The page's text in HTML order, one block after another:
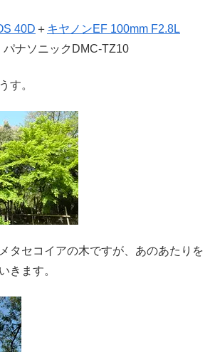
40D ＋ キヤノンEF 100mm F2.8L
パナソニックDMC-TZ10
す。
タセコイアの木ですが、あのあたりを
きます。